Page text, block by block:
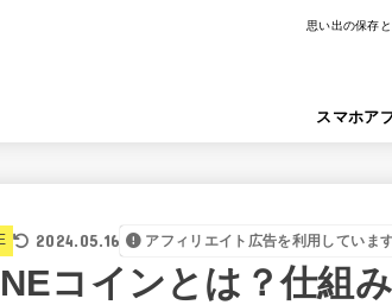
思い出の保存
スマホア
2024.05.16 アフィリエイト広告を利用しています
コインとは？仕組